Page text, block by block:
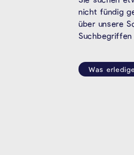
nicht fündig
über unsere
Was